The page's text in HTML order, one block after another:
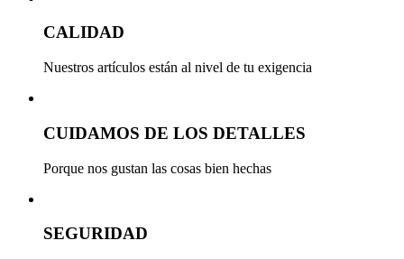
CALIDAD
Nuestros artículos están al nivel de tu exigencia
CUIDAMOS DE LOS DETALLES
Porque nos gustan las cosas bien hechas
SEGURIDAD